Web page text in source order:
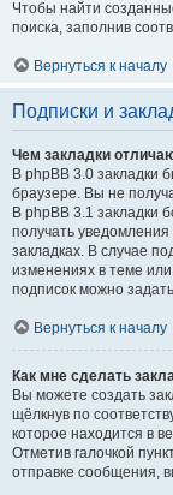
Чтобы найти
поиска, заполнив
Вернуться к началу
Подписки и
Чем закладки
В phpBB 3.0 закладки
браузере. Вы не
В phpBB 3.1 закладки
получать
закладках. В случае
изменениях в теме
подписок можно
Вернуться к началу
Как мне сделать
Вы можете создать
щёлкнув по
которое находится в
Отметив галочкой
отправке сообщения,